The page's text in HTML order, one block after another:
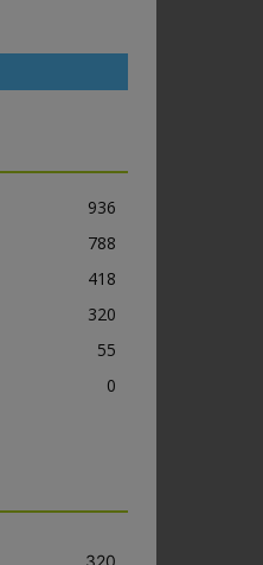
936
788
418
320
55
0
320